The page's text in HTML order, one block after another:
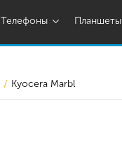
Телефоны Планшеты
Kyocera Marbl